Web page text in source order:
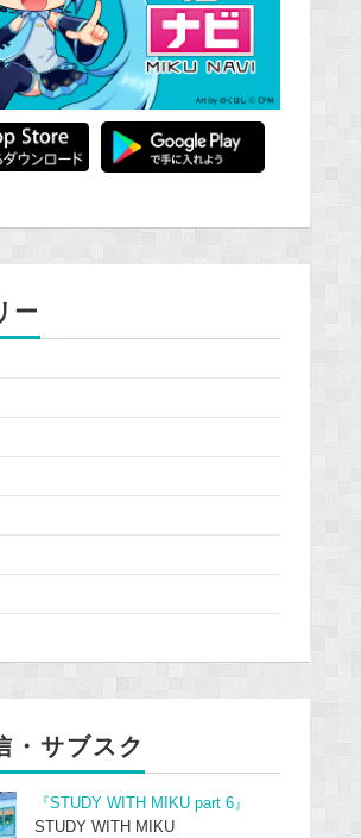
ー
・サブスク
『STUDY WITH MIKU part 6』
STUDY WITH MIKU